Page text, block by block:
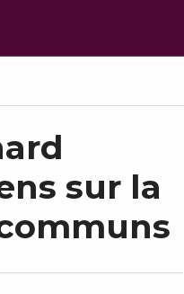
sur la